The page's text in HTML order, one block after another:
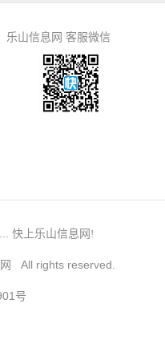
乐山信息网 客服微信
快上乐山信息网 !
All rights reserved.
号